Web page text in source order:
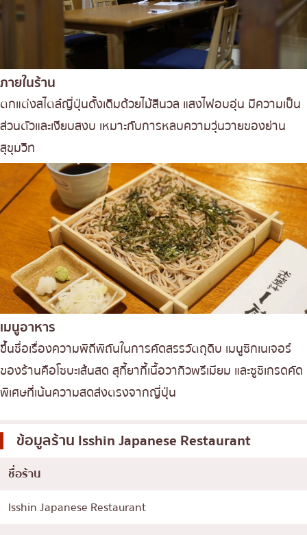
ภายในร้าน
ตกแต่งสไตล์ญี่ปุ่นดั้งเดิมด้วยไม้สีนวล แสงไฟอบอุ่น มีความเป็น
ส่วนตัวและเงียบสงบ เหมาะกับการหลบความวุ่นวายของย่าน
สุขุมวิท
เมนูอาหาร
ขึ้นชื่อเรื่องความพิถีพิถันในการคัดสรรวัตถุดิบ เมนูซิกเนเจอร์
ของร้านคือโซบะเส้นสด สุกี้ยากี้เนื้อวากิวพรีเมียม และซูชิเกรดคัด
พิเศษที่เน้นความสดส่งตรงจากญี่ปุ่น
ข้อมูลร้าน Isshin Japanese Restaurant
ชื่อร้าน
Isshin Japanese Restaurant